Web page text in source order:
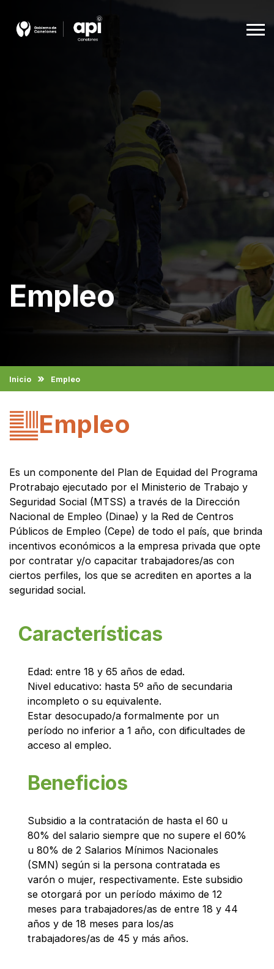
Empleo
Inicio Empleo
Empleo
Es un componente del Plan de Equidad del Programa
Protrabajo ejecutado por el Ministerio de Trabajo y
Seguridad Social (MTSS) a través de la Dirección
Nacional de Empleo (Dinae) y la Red de Centros
Públicos de Empleo (Cepe) de todo el país, que brinda
incentivos económicos a la empresa privada que opte
por contratar y/o capacitar trabajadores/as con
ciertos perfiles, los que se acrediten en aportes a la
seguridad social.
Características
Edad: entre 18 y 65 años de edad.
Nivel educativo: hasta 5º año de secundaria
incompleto o su equivalente.
Estar desocupado/a formalmente por un
período no inferior a 1 año, con dificultades de
acceso al empleo.
Beneficios
Subsidio a la contratación de hasta el 60 u
80% del salario siempre que no supere el 60%
u 80% de 2 Salarios Mínimos Nacionales
(SMN) según si la persona contratada es
varón o mujer, respectivamente. Este subsidio
se otorgará por un período máximo de 12
meses para trabajadores/as de entre 18 y 44
años y de 18 meses para los/as
trabajadores/as de 45 y más años.